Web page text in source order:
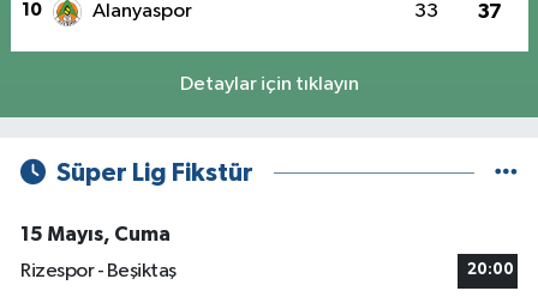
10 Alanyaspor 33 37
Detaylar için tıklayın
Süper Lig Fikstür
15 Mayıs, Cuma
Rizespor - Beşiktaş
20:00